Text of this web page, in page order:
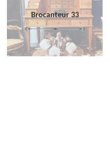
Brocanteur 33